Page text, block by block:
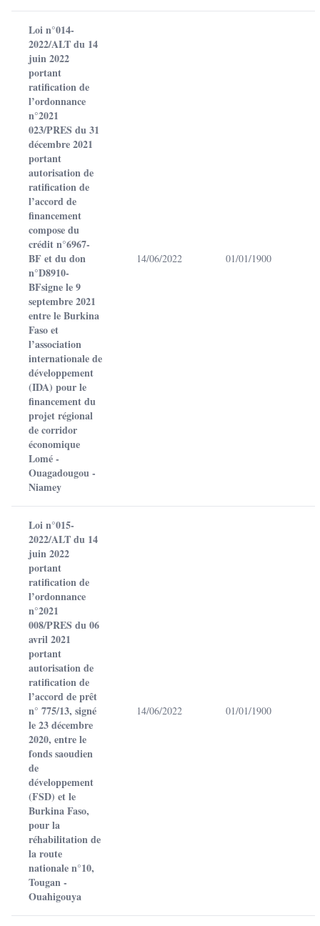
Loi n°014-
2022/ALT du 14
juin 2022
portant
ratification de
l’ordonnance
n°2021
023/PRES du 31
décembre 2021
portant
autorisation de
ratification de
l’accord de
financement
compose du
crédit n°6967-
BF et du don
n°D8910-
BFsigne le 9
septembre 2021
entre le Burkina
Faso et
l’association
internationale de
développement
(IDA) pour le
financement du
projet régional
de corridor
économique
Lomé -
Ouagadougou -
Niamey
14/06/2022 01/01/1900
Loi n°015-
2022/ALT du 14
juin 2022
portant
ratification de
l’ordonnance
n°2021
008/PRES du 06
avril 2021
portant
autorisation de
ratification de
l’accord de prêt
n° 775/13, signé
le 23 décembre
2020, entre le
fonds saoudien
de
développement
(FSD) et le
Burkina Faso,
pour la
réhabilitation de
la route
nationale n°10,
Tougan -
Ouahigouya
14/06/2022 01/01/1900